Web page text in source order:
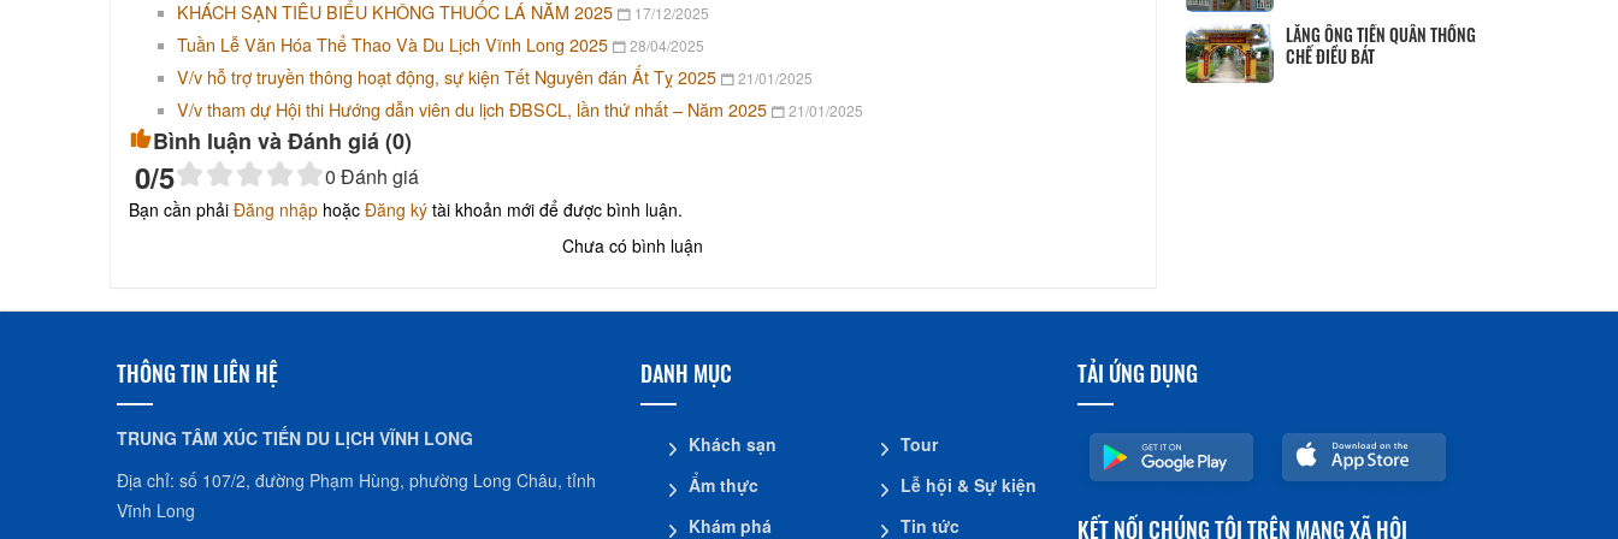
KHÁCH SẠN TIÊU BIỂU KHÔNG THUỐC LÁ NĂM 2025 17/12/2025
Tuần Lễ Văn Hóa Thể Thao Và Du Lịch Vĩnh Long 2025 28/04/2025
V/v hỗ trợ truyền thông hoạt động, sự kiện Tết Nguyên đán Ất Tỵ 2025 21/01/2025
V/v tham dự Hội thi Hướng dẫn viên du lịch ĐBSCL, lần thứ nhất – Năm 2025 21/01/2025
Bình luận và Đánh giá (0)
0/5 0 Đánh giá
Bạn cần phải Đăng nhập hoặc Đăng ký tài khoản mới để được bình luận.
Chưa có bình luận
Nhà dừa CocoHome
LĂNG ÔNG TIỀN QUÂN THỐNG
CHẾ ĐIỀU BÁT
THÔNG TIN LIÊN HỆ
TRUNG TÂM XÚC TIẾN DU LỊCH VĨNH LONG
Địa chỉ: số 107/2, đường Phạm Hùng, phường Long Châu, tỉnh
Vĩnh Long
DANH MỤC
Khách sạn
Ẩm thực
Khám phá
Tour
Lễ hội & Sự kiện
Tin tức
TẢI ỨNG DỤNG
KẾT NỐI CHÚNG TÔI TRÊN MẠNG XÃ HỘI